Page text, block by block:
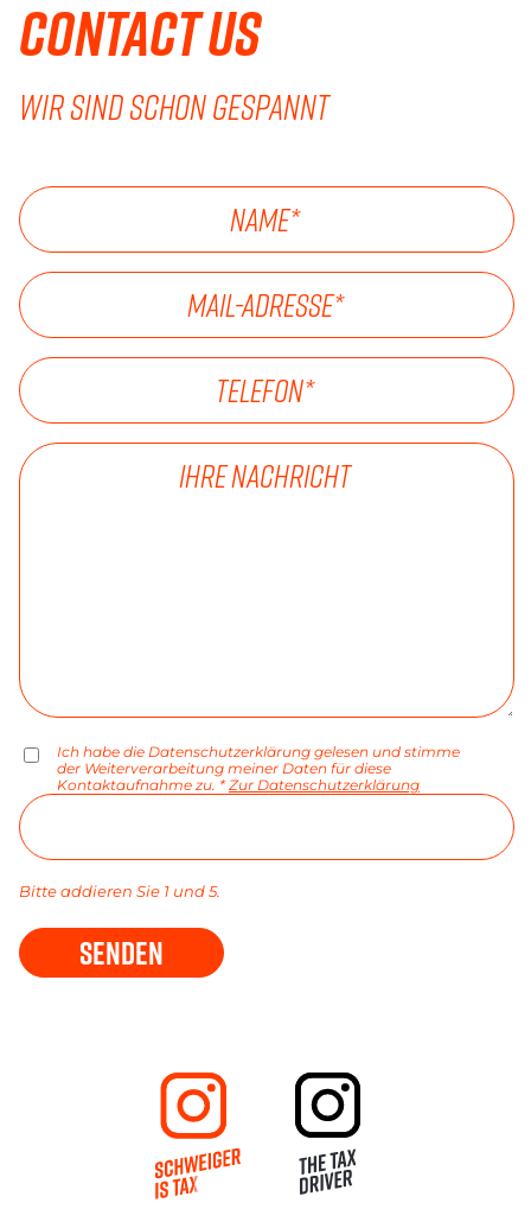
Contact us
WIR SIND SCHON GESPANNT
NAME*
MAIL-ADRESSE*
TELEFON*
IHRE NACHRICHT
Ich habe die Datenschutzerklärung gelesen und stimme
der Weiterverarbeitung meiner Daten für diese
Kontaktaufnahme zu. *Zur Datenschutzerklärung
Bitte addieren Sie 1 und 5.
SENDEN